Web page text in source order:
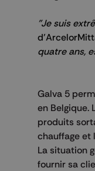
"Je suis
quatre ans,
Galva 5
en Belgique.
produits
chauffage et
La situation
fournir sa